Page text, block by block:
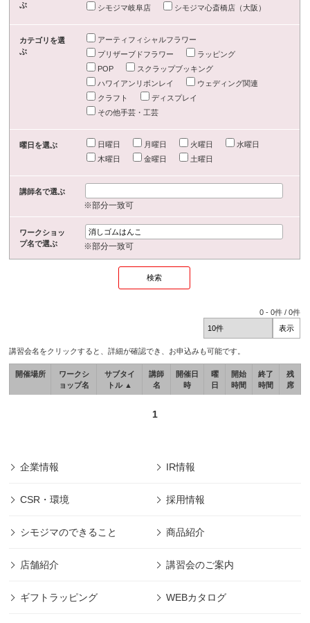
ぶ
シモジマ岐阜店
シモジマ心斎橋店（大阪）
カテゴリを選
ぶ
アーティフィシャルフラワー
プリザーブドフラワー
ラッピング
POP
スクラップブッキング
ハワイアンリボンレイ
ウェディング関連
クラフト
ディスプレイ
その他手芸・工芸
曜日を選ぶ 日曜日 月曜日 火曜日
水曜日
木曜日
金曜日 土曜日
講師名で選ぶ
※部分一致可
ワークショッ
プ名で選ぶ
※部分一致可
0 -0件 /0件
講習会名をクリックすると、詳細が確認でき、お申込みも可能です。
開催場所
ワークシ
ョップ名
サブタイ
トル ▲
講師
名
開催日
時
曜
日
開始
時間
終了
時間
残
席
1
企業情報 IR情報
CSR・環境 採用情報
シモジマのできること 商品紹介
店舗紹介 講習会のご案内
ギフトラッピング WEBカタログ